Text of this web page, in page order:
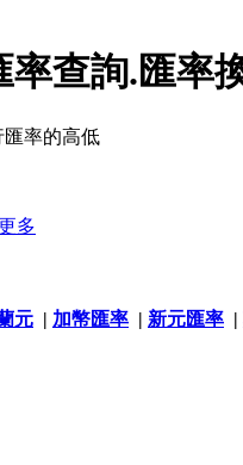
查詢.匯率
匯率的高低
多
元 | 加幣匯率 | 新元匯率 |